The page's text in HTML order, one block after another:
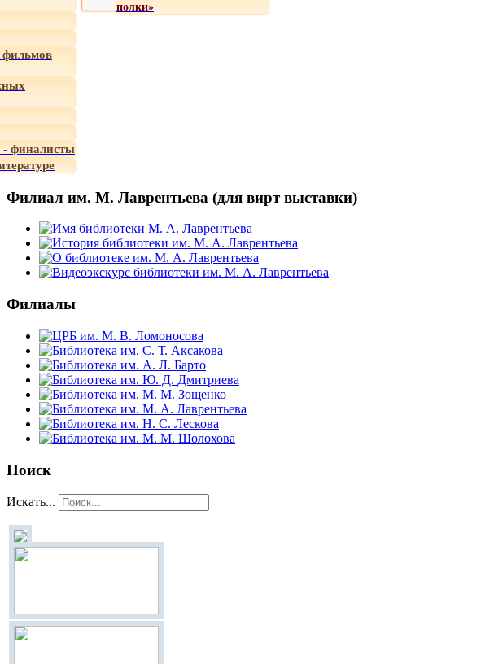
полки»
- финалисты
Филиал им. М. Лаврентьева (для вирт выставки)
Филиалы
Поиск
Искать...